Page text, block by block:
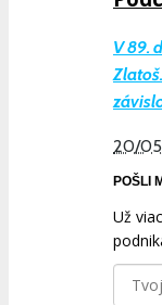
V 89.
20/
POŠLI
Už